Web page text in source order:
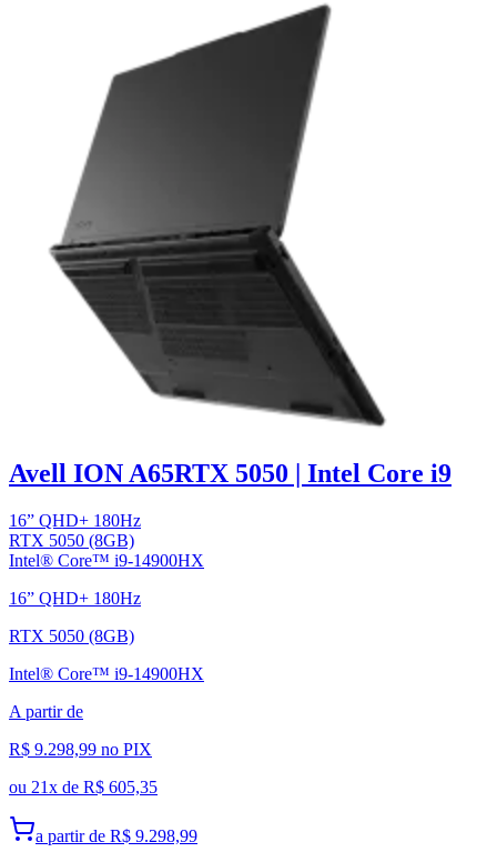
Avell ION A65RTX 5050 | Intel Core i9
16” QHD+ 180Hz
RTX 5050 (8GB)
Intel® Core™ i9-14900HX
16” QHD+ 180Hz
RTX 5050 (8GB)
Intel® Core™ i9-14900HX
A partir de
R$ 9.298,99 no PIX
ou 21x de R$ 605,35
a partir de R$ 9.298,99